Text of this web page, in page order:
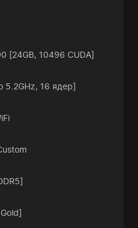
[24GB, 10496 CUDA]
5.2GHz, 16 ядер]